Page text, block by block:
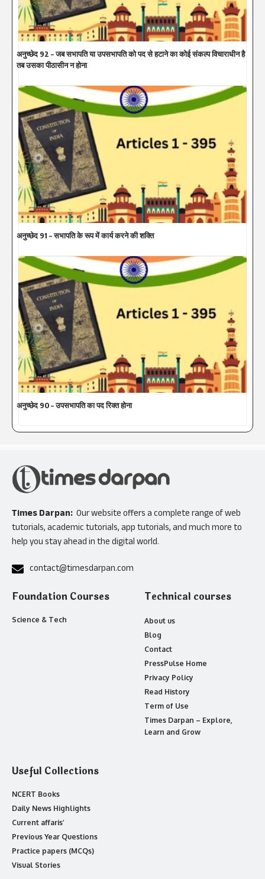
अनुच्छेद 92 – जब सभापति या उपसभापति को पद से हटाने का कोई संकल्प विचाराधीन है
तब उसका पीठासीन न होना
अनुच्छेद 91 – सभापति के रूप में कार्य करने की शक्ति
अनुच्छेद 90 – उपसभापति का पद रिक्त होना
Times Darpan: Our website offers a complete range of web
tutorials, academic tutorials, app tutorials, and much more to
help you stay ahead in the digital world.
contact@timesdarpan.com
Foundation Courses
Science & Tech
Technical courses
About us
Blog
Contact
PressPulse Home
Privacy Policy
Read History
Term of Use
Times Darpan – Explore,
Learn and Grow
Useful Collections
NCERT Books
Daily News Highlights
Current affaris’
Previous Year Questions
Practice papers (MCQs)
Visual Stories